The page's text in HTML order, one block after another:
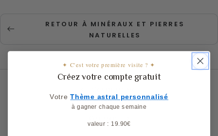
RETOUR À MINÉRAUX ET PIERRES
NATURELLES
✦ C'est votre première visite ? ✦
Créez votre compte gratuit
Votre ​Thème astral personnalisé
à gagner chaque semaine
valeur : 19.90€